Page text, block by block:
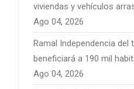
viviendas y vehículos
Pátzcuaro
Ago 04, 2026
Ramal Independencia del
beneficiará a 190 mil
Ago 04, 2026